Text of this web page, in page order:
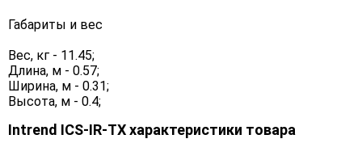
Габариты и вес
Вес, кг - 11.45;
Длина, м - 0.57;
Ширина, м - 0.31;
Высота, м - 0.4;
Intrend ICS-IR-TX характеристики товара